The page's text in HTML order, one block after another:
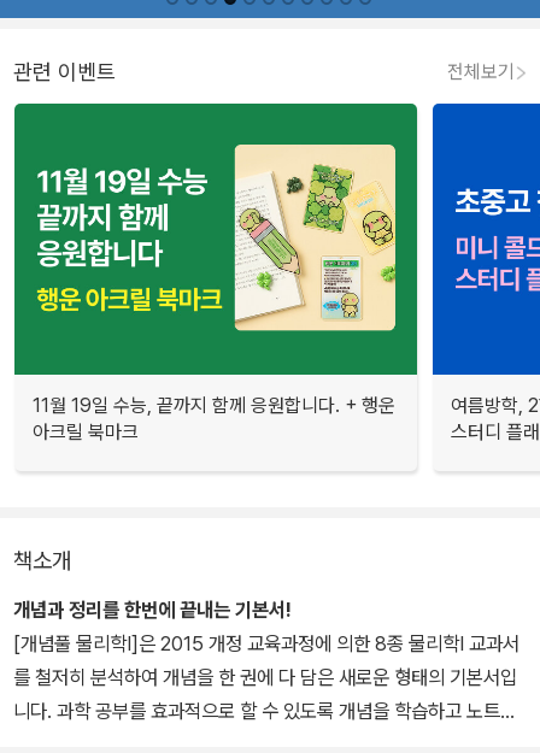
관련 이벤트 전체보기
11월 19일 수능, 끝까지 함께 응원합니다. + 행운
아크릴 북마크
여름방학,
스터디 플
책소개
개념과 정리를 한번에 끝내는 기본서!
[개념풀 물리학Ⅰ]은 2015 개정 교육과정에 의한 8종 물리학Ⅰ 교과서
를 철저히 분석하여 개념을 한 권에 다 담은 새로운 형태의 기본서입
니다. 과학 공부를 효과적으로 할 수 있도록 개념을 학습하고 노트에